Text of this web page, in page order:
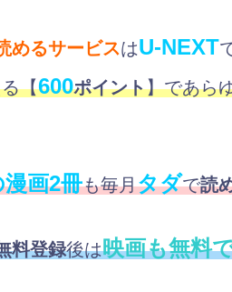
めるサービスはU-NEXT
【600ポイント】であら
画2冊も毎月タダで読
料登録後は映画も無料